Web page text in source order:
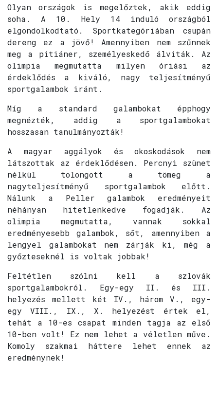
Olyan országok is megelőztek, akik eddig
soha. A 10. Hely 14 induló országból
elgondolkodtató. Sportkategóriában csupán
dereng ez a jövő! Amennyiben nem szűnnek
meg a pitiáner, személyeskedő álviták. Az
olimpia megmutatta milyen óriási az
érdeklődés a kiváló, nagy teljesítményű
sportgalambok iránt.
Míg a standard galambokat épphogy
megnézték, addig a sportgalambokat
hosszasan tanulmányozták!
A magyar aggályok és okoskodások nem
látszottak az érdeklődésen. Percnyi szünet
nélkül tolongott a tömeg a
nagyteljesítményű sportgalambok előtt.
Nálunk a Peller galambok eredményeit
néhányan hitetlenkedve fogadják. Az
olimpia megmutatta, vannak sokkal
eredményesebb galambok, sőt, amennyiben a
lengyel galambokat nem zárják ki, még a
győzteseknél is voltak jobbak!
Feltétlen szólni kell a szlovák
sportgalambokról. Egy-egy II. és III.
helyezés mellett két IV., három V., egy-
egy VIII., IX., X. helyezést értek el,
tehát a 10-es csapat minden tagja az első
10-ben volt! Ez nem lehet a véletlen műve.
Komoly szakmai háttere lehet ennek az
eredménynek!